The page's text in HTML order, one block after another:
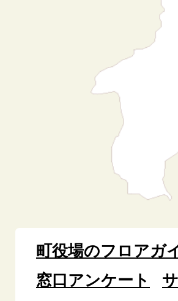
町役場のフロアガ
窓口アンケート